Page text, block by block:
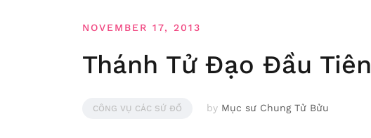
NOVEMBER 17, 2013
Thánh Tử Đạo Đầu Tiên
CÔNG VỤ CÁC SỨ ĐỒ by Mục sư Chung Tử Bửu